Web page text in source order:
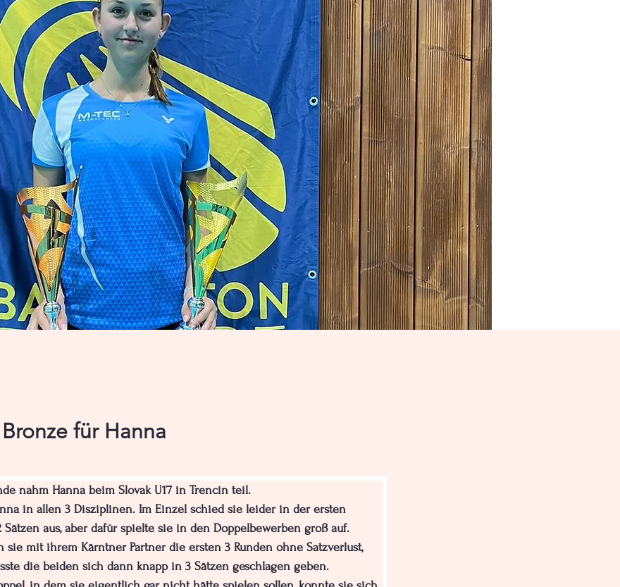
für Hanna
nahm Hanna beim Slovak U17 in Trencin teil.
in allen 3 Disziplinen. Im Einzel schied sie leider in der ersten
Sätzen aus, aber dafür spielte sie in den Doppelbewerben groß auf.
sie mit ihrem Kärntner Partner die ersten 3 Runden ohne Satzverlust,
die beiden sich dann knapp in 3 Sätzen geschlagen geben.